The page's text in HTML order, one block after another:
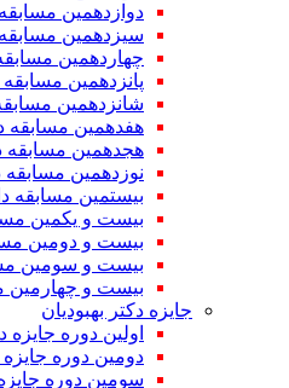
دوازدهمین مسابقه
سیزدهمین مسابقه
چهاردهمین مسابقه
پانزدهمین مسابقه
شانزدهمین
هفدهمین مسابقه
هجدهمین مسابقه
نوزدهمین مسابقه
بیستمین مسابقه
بیست و یکمین
بیست و دومین
بیست و سومین
بیست و چهارمین
جایزه دکتر بهبودیان
اولین دوره جایزه
دومین دوره جایزه
سومین دوره جایزه